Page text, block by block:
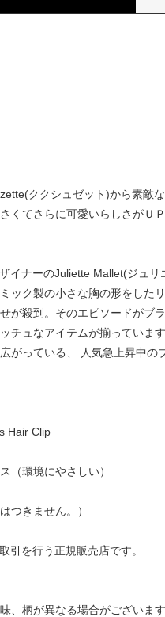
ククシュゼット)から素敵
くてさらに可愛いらしさがＵ
イナーのJuliette Mallet(ジュ
ック製の小さな胸の形をし
が殺到。そのエピソードが
チュなアイテムが揃ってい
がっている、 人気急上昇中の
Hair Clip
（環境にやさしい）
つきません。）
を行う正規販売店です。
柄が異なる場合がございます